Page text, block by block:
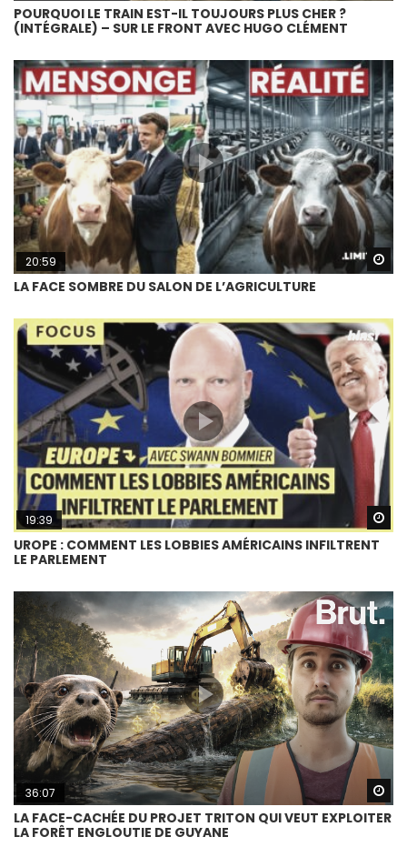
POURQUOI LE TRAIN EST-IL TOUJOURS PLUS CHER ?
(INTÉGRALE) – SUR LE FRONT AVEC HUGO CLÉMENT
20:59
LA FACE SOMBRE DU SALON DE L’AGRICULTURE
19:39
UROPE : COMMENT LES LOBBIES AMÉRICAINS INFILTRENT
LE PARLEMENT
36:07
LA FACE-CACHÉE DU PROJET TRITON QUI VEUT EXPLOITER
LA FORÊT ENGLOUTIE DE GUYANE